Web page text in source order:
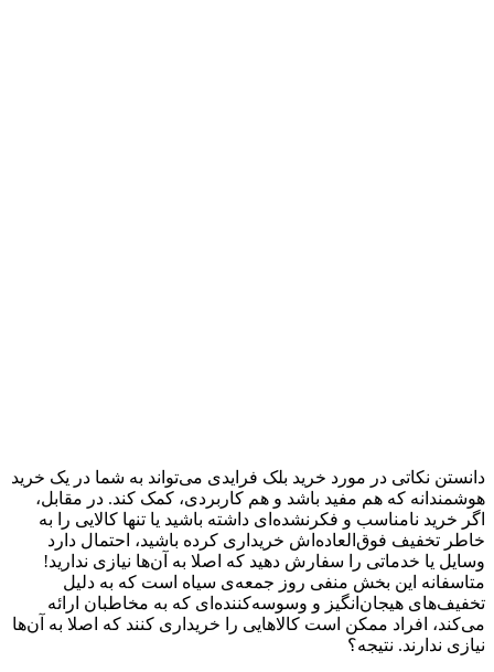
دانستن نکاتی در مورد خرید بلک فرایدی می‌تواند به شما در یک خرید
هوشمندانه که هم مفید باشد و هم کاربردی، کمک کند. در مقابل،
اگر خرید نامناسب و فکرنشده‌ای داشته باشید یا تنها کالایی را به
خاطر تخفیف‌ فوق‌العاده‌اش خریداری کرده باشید، احتمال دارد
وسایل یا خدماتی را سفارش دهید که اصلا به آن‌ها نیازی ندارید!
متاسفانه این بخش منفی روز جمعه‌ی سیاه است که به دلیل
تخفیف‌های هیجان‌انگیز و وسوسه‌کننده‌ای که به مخاطبان ارائه
می‌کند، افراد ممکن است کالاهایی را خریداری کنند که اصلا به آن‌ها
نیازی ندارند. نتیجه؟